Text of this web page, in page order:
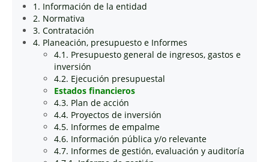
1. Información de la entidad
2. Normativa
3. Contratación
4. Planeación, presupuesto e Informes
4.1. Presupuesto general de ingresos, gastos e
inversión
4.2. Ejecución presupuestal
Estados financieros
4.3. Plan de acción
4.4. Proyectos de inversión
4.5. Informes de empalme
4.6. Información pública y/o relevante
4.7. Informes de gestión, evaluación y auditoría